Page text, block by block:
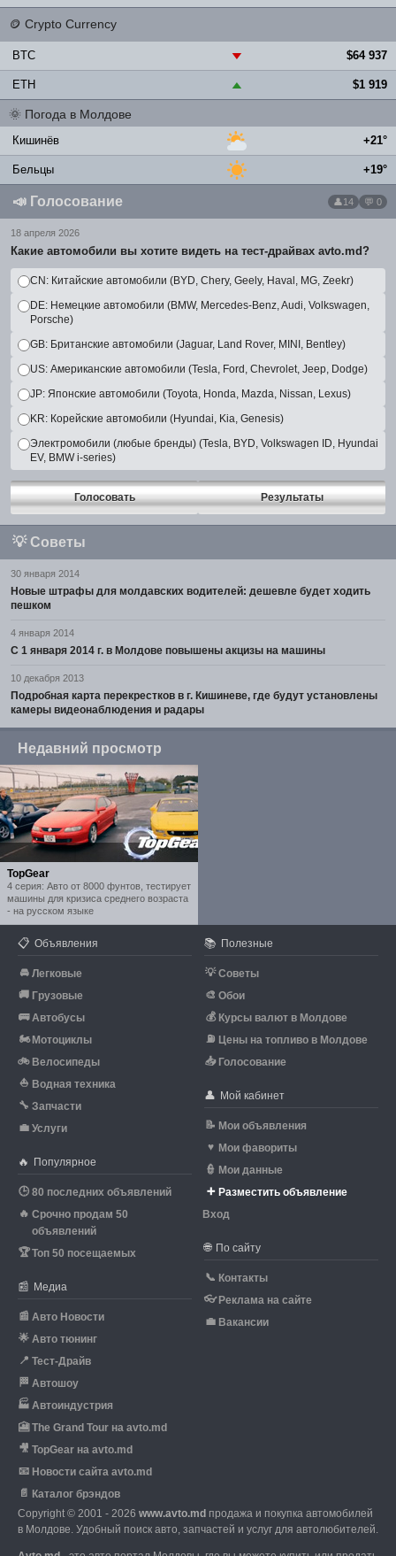
🪙 Crypto Currency
BTC ▼ $64 937
ETH ▲ $1 919
🌞 Погода в Молдове
Кишинёв +21°
Бельцы +19°
📣 Голосование 14 💬 0
18 апреля 2026
Какие автомобили вы хотите видеть на тест-драйвах avto.md?
CN: Китайские автомобили (BYD, Chery, Geely, Haval, MG, Zeekr)
DE: Немецкие автомобили (BMW, Mercedes-Benz, Audi, Volkswagen,
Porsche)
GB: Британские автомобили (Jaguar, Land Rover, MINI, Bentley)
US: Американские автомобили (Tesla, Ford, Chevrolet, Jeep, Dodge)
JP: Японские автомобили (Toyota, Honda, Mazda, Nissan, Lexus)
KR: Корейские автомобили (Hyundai, Kia, Genesis)
Электромобили (любые бренды) (Tesla, BYD, Volkswagen ID, Hyundai
EV, BMW i-series)
Голосовать Результаты
💡 Советы
30 января 2014
Новые штрафы для молдавских водителей: дешевле будет ходить
пешком
4 января 2014
С 1 января 2014 г. в Молдове повышены акцизы на машины
10 декабря 2013
Подробная карта перекрестков в г. Кишиневе, где будут установлены
камеры видеонаблюдения и радары
Недавний просмотр
TopGear
4 серия: Авто от 8000 фунтов, тестирует
машины для кризиса среднего возраста
- на русском языке
📋 Объявления
🚘 Легковые
🚚 Грузовые
🚌 Автобусы
🏍 Мотоциклы
🚲 Велосипеды
⛵ Водная техника
🔧 Запчасти
💼 Услуги
🔥 Популярное
🕒 80 последних объявлений
🔥 Срочно продам 50
объявлений
🏆Топ 50 посещаемых
📰 Медиа
📰 Авто Новости
🌟 Авто тюнинг
📍 Тест-Драйв
🏁 Автошоу
🏭 Автоиндустрия
🎦 The Grand Tour на avto.md
🎥 TopGear на avto.md
📧 Новости сайта avto.md
📄 Каталог брэндов
📚 Полезные
💡 Советы
🎨 Обои
💰 Курсы валют в Молдове
⛽ Цены на топливо в Молдове
📥 Голосование
👤 Мой кабинет
📝 Мои объявления
♥ Мои фавориты
👮 Мои данные
➕ Разместить объявление
Вход
🌐 По сайту
📞 Контакты
👓 Реклама на сайте
💼 Вакансии
Copyright © 2001 - 2026 www.avto.md продажа и покупка автомобилей
в Молдове. Удобный поиск авто, запчастей и услуг для автолюбителей.